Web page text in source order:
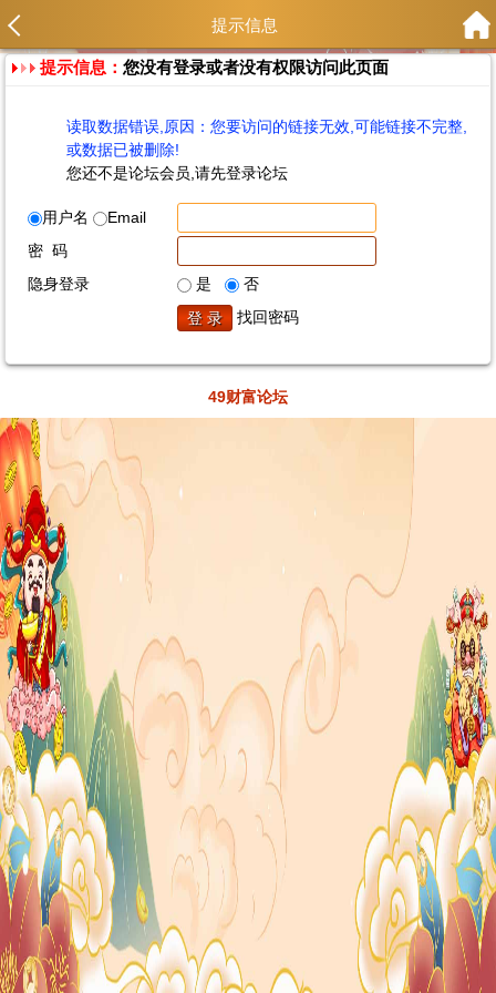
提示信息
提示信息：您没有登录或者没有权限访问此页面
读取数据错误,原因：您要访问的链接无效,可能链接不完整,
或数据已被删除!
您还不是论坛会员,请先登录论坛
用户名
Email
密 码
隐身登录
是
否
找回密码
49财富论坛